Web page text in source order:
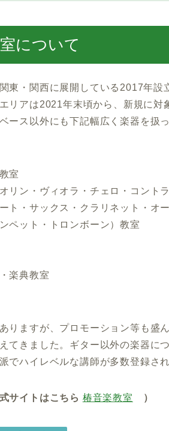
について
東・関西に展開している2017年
リアは2021年末頃から、新規に対
ース以外にも下記幅広く楽器を扱
室
リン・ヴィオラ・チェロ・コント
ト・サックス・クラリネット・オ
ペット・トロンボーン）教室
楽典教室
りますが、プロモーション等も盛
てきました。ギター以外の楽器に
でハイレベルな講師が多数登録さ
サイトはこちら 椿音楽教室 ）